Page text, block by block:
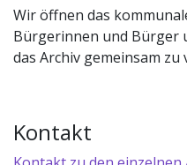
Wir öffnen das
Bürgerinnen und Bürger
das Archiv gemeinsam zu
Kontakt